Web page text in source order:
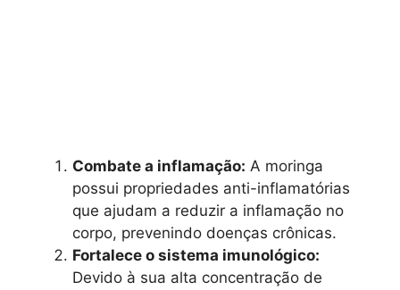
Combate a inflamação: A moringa
possui propriedades anti-inflamatórias
que ajudam a reduzir a inflamação no
corpo, prevenindo doenças crônicas.
Fortalece o sistema imunológico:
Devido à sua alta concentração de